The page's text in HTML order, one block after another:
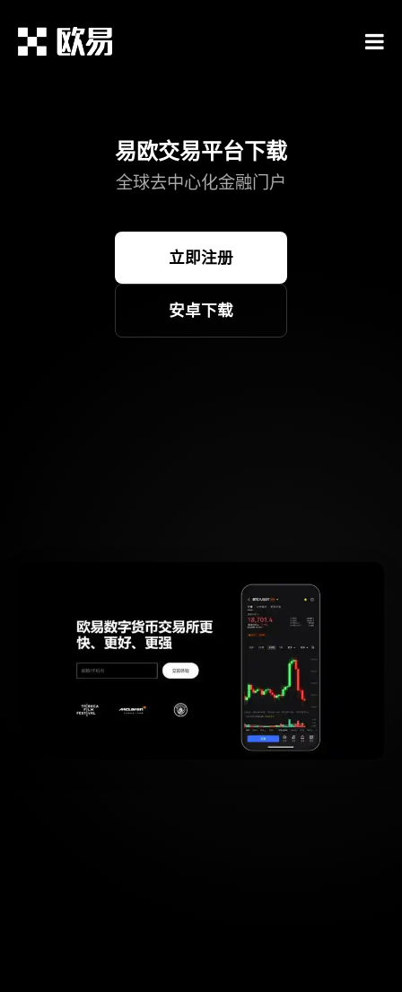
易欧交易平台下载
全球去中心化金融门户
立即注册
安卓下载